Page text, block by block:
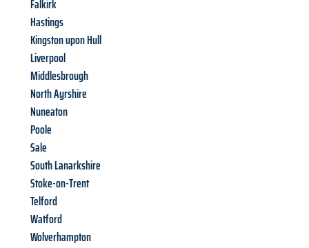
Falkirk
Hastings
Kingston upon Hull
Liverpool
Middlesbrough
North Ayrshire
Nuneaton
Poole
Sale
South Lanarkshire
Stoke-on-Trent
Telford
Watford
Wolverhampton